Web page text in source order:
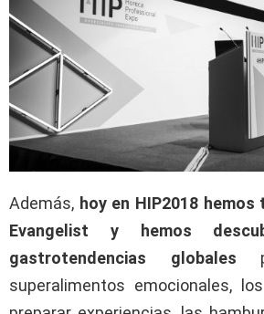
Además, hoy en HIP2018 hemos
Evangelist y hemos
gastrotendencias globales
superalimentos emocionales,